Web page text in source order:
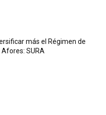
más el Régimen de
SURA